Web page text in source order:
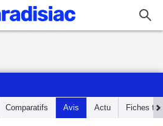
Comparatifs Avis Actu Fiches